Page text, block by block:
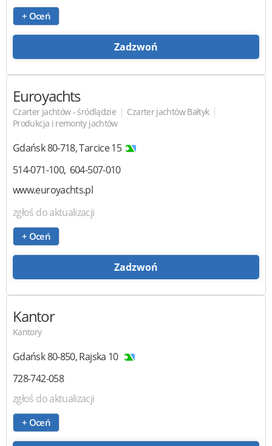
+ Oceń
Zadzwoń
Euroyachts
Czarter jachtów - śródlądzie | Czarter jachtów Bałtyk |
Produkcja i remonty jachtów
Gdańsk80-718,Tarcice 15
514-071-100 604-507-010
www.euroyachts.pl
zgłoś do aktualizacji
+ Oceń
Zadzwoń
Kantor
Kantory
Gdańsk80-850,Rajska 10
728-742-058
zgłoś do aktualizacji
+ Oceń